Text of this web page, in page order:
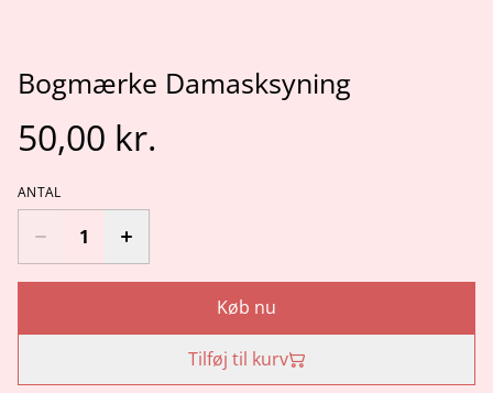
Bogmærke Damasksyning
50,00 kr.
ANTAL
Køb nu
Tilføj til kurv